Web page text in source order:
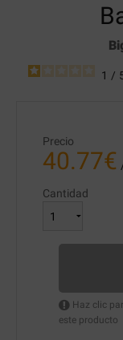
1 /
Precio
40.77€
Cantidad
Haz clic
este producto